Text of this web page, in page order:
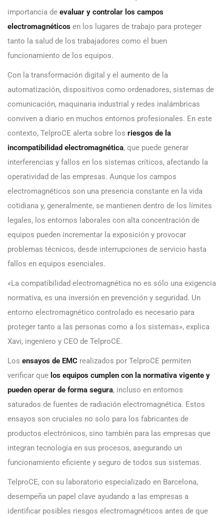
importancia de evaluar y controlar los campos
electromagnéticos en los lugares de trabajo para proteger
tanto la salud de los trabajadores como el buen
funcionamiento de los equipos.
Con la transformación digital y el aumento de la
automatización, dispositivos como ordenadores, sistemas de
comunicación, maquinaria industrial y redes inalámbricas
conviven a diario en muchos entornos profesionales. En este
contexto, TelproCE alerta sobre los riesgos de la
incompatibilidad electromagnética, que puede generar
interferencias y fallos en los sistemas críticos, afectando la
operatividad de las empresas. Aunque los campos
electromagnéticos son una presencia constante en la vida
cotidiana y, generalmente, se mantienen dentro de los límites
legales, los entornos laborales con alta concentración de
equipos pueden incrementar la exposición y provocar
problemas técnicos, desde interrupciones de servicio hasta
fallos en equipos esenciales.
«La compatibilidad electromagnética no es sólo una exigencia
normativa, es una inversión en prevención y seguridad. Un
entorno electromagnético controlado es necesario para
proteger tanto a las personas como a los sistemas», explica
Xavi, ingeniero y CEO de TelproCE.
Los ensayos de EMC realizados por TelproCE permiten
verificar que los equipos cumplen con la normativa vigente y
pueden operar de forma segura, incluso en entornos
saturados de fuentes de radiación electromagnética. Estos
ensayos son cruciales no solo para los fabricantes de
productos electrónicos, sino también para las empresas que
integran tecnología en sus procesos, asegurando un
funcionamiento eficiente y seguro de todos sus sistemas.
TelproCE, con su laboratorio especializado en Barcelona,
desempeña un papel clave ayudando a las empresas a
identificar posibles riesgos electromagnéticos antes de que